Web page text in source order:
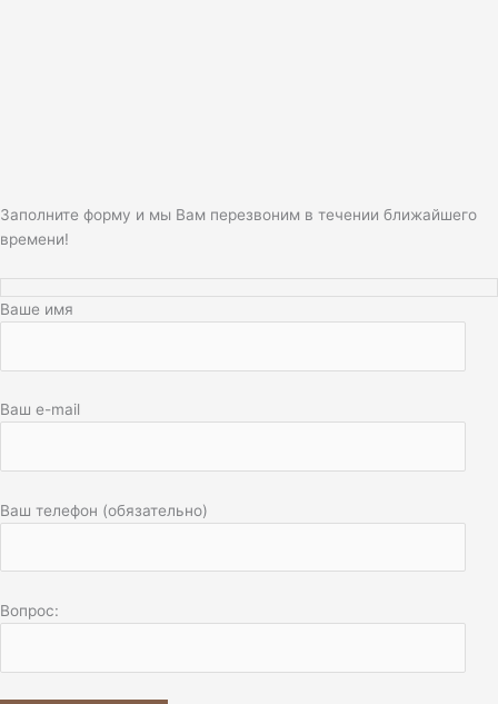
Заполните форму и мы Вам перезвоним в течении ближайшего
времени!
Ваше имя
Ваш e-mail
Ваш телефон (обязательно)
Вопрос: